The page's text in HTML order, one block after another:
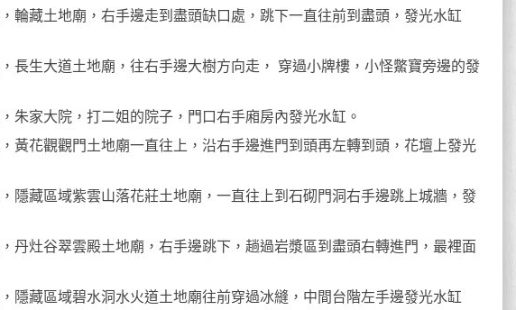
輪藏土地廟，右手邊走到盡頭缺口處，跳下一直往前到盡頭，發光水缸
長生大道土地廟，往右手邊大樹方向走， 穿過小牌樓，小怪鱉寶旁邊的發
朱家大院，打二姐的院子，門口右手廂房內發光水缸。
黃花觀觀門土地廟一直往上，沿右手邊進門到頭再左轉到頭，花壇上發光
隱藏區域紫雲山落花莊土地廟，一直往上到石砌門洞右手邊跳上城牆，發
丹灶谷翠雲殿土地廟，右手邊跳下，趟過岩漿區到盡頭右轉進門，最裡面
隱藏區域碧水洞水火道土地廟往前穿過冰縫，中間台階左手邊發光水缸